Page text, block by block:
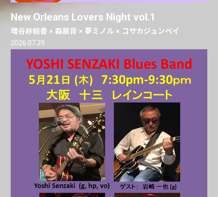
New Orleans Lovers Night vol.1
増谷紗絵香 × 森扇背 × 夢ミノル × コサカジュンペイ
2026.07.29